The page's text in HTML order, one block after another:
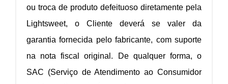
ou troca de produto defeituoso diretamente pela
Lightsweet, o Cliente deverá se valer da
garantia fornecida pelo fabricante, com suporte
na nota fiscal original. De qualquer forma, o
SAC (Serviço de Atendimento ao Consumidor